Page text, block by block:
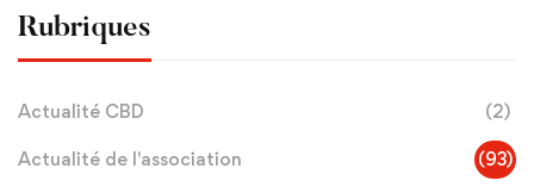
Rubriques
Actualité CBD (2)
Actualité de l'association (93)